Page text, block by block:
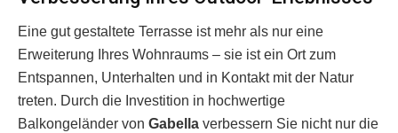
Eine gut gestaltete Terrasse ist mehr als nur eine
Erweiterung Ihres Wohnraums – sie ist ein Ort zum
Entspannen, Unterhalten und in Kontakt mit der Natur
treten. Durch die Investition in hochwertige
Balkongeländer von Gabella verbessern Sie nicht nur die